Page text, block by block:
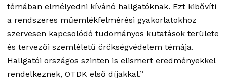
témában elmélyedni kívánó hallgatóknak. Ezt kibővíti
a rendszeres műemlékfelmérési gyakorlatokhoz
szervesen kapcsolódó tudományos kutatások területe
és tervezői szemléletű örökségvédelem témája.
Hallgatói országos szinten is elismert eredményekkel
rendelkeznek, OTDK első díjakkal.”